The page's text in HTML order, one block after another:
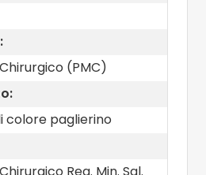
(PMC)
colore paglierino